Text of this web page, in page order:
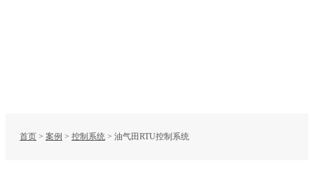
首页 > 案例 > 控制系统 > 油气田RTU控制系统